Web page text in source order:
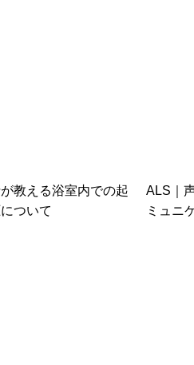
教える浴室内での起
ついて
ALS｜
ミュニ